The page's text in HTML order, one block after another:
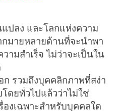
ปลง และโลกแห่งความ
มายหลายด้านที่จะนำพา
ามสำเร็จ ไม่ว่าจะเป็นใน
รวมถึงบุคคลิกภาพที่สง่า
ดยทั่วไปแล้วว่าไม่ใช่
องเฉพาะสำหรับบุคคลใด